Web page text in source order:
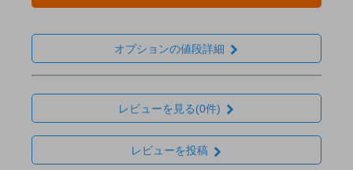
オプションの値段詳細
レビューを見る(0件)
レビューを投稿